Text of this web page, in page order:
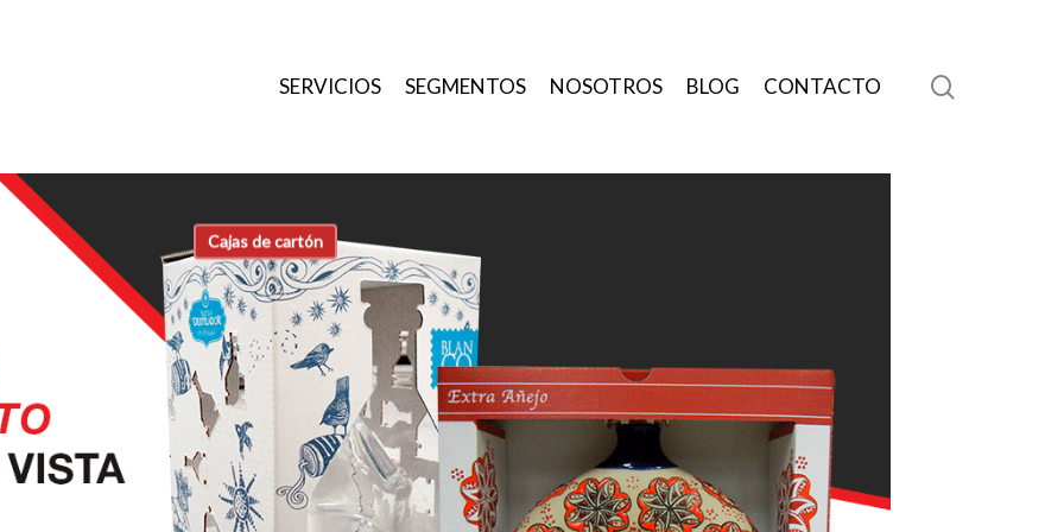
SERVICIOS SEGMENTOS NOSOTROS BLOG CONTACTO
Cajas de cartón